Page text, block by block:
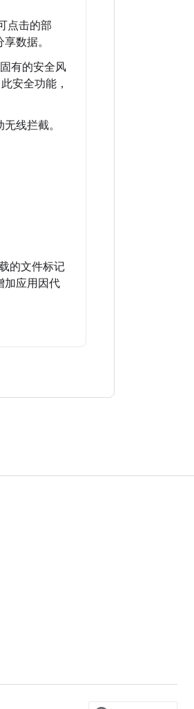
点击的部
数据。
有的安全风
安全功能，
线拦截。
的文件标记
加应用因代